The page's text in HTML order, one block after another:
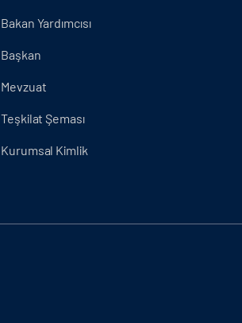
Bakan Yardımcısı
Başkan
Mevzuat
Teşkilat Şeması
Kurumsal Kimlik